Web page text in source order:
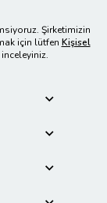
Şirketimizin
için lütfen Kişisel
inceleyiniz.